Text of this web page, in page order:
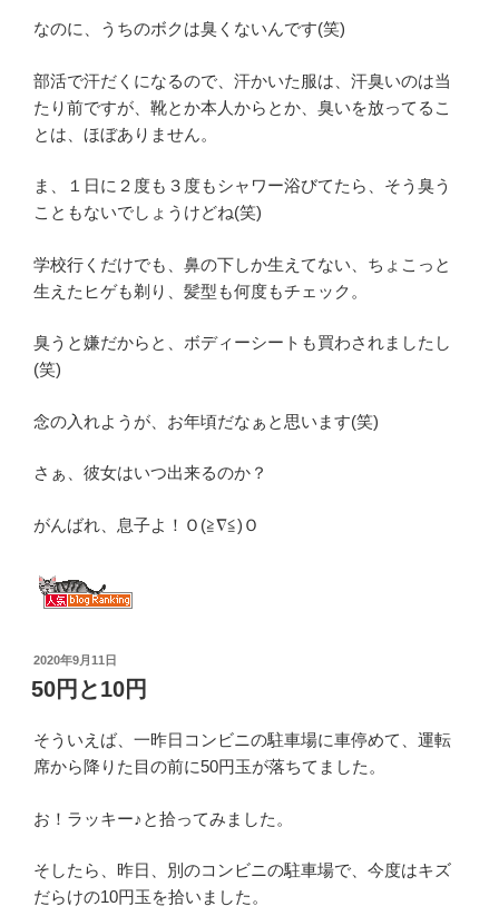
なのに、うちのボクは臭くないんです(笑)
部活で汗だくになるので、汗かいた服は、汗臭いのは当
たり前ですが、靴とか本人からとか、臭いを放ってるこ
とは、ほぼありません。
ま、１日に２度も３度もシャワー浴びてたら、そう臭う
こともないでしょうけどね(笑)
学校行くだけでも、鼻の下しか生えてない、ちょこっと
生えたヒゲも剃り、髪型も何度もチェック。
臭うと嫌だからと、ボディーシートも買わされましたし
(笑)
念の入れようが、お年頃だなぁと思います(笑)
さぁ、彼女はいつ出来るのか？
がんばれ、息子よ！Ｏ(≧∇≦)Ｏ
投
稿
日:
2020年9月11日
50円と10円
そういえば、一昨日コンビニの駐車場に車停めて、運転
席から降りた目の前に50円玉が落ちてました。
お！ラッキー♪と拾ってみました。
そしたら、昨日、別のコンビニの駐車場で、今度はキズ
だらけの10円玉を拾いました。